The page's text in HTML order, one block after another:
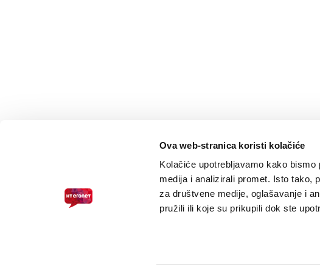
Ova web-stranica koristi kolačiće
Kolačiće upotrebljavamo kako
medija i analizirali promet. Isto tako,
za društvene medije, oglašavanje i
pružili ili koje su prikupili dok ste
. Sva prava pridržana /Pravne napomene/Sigurnost